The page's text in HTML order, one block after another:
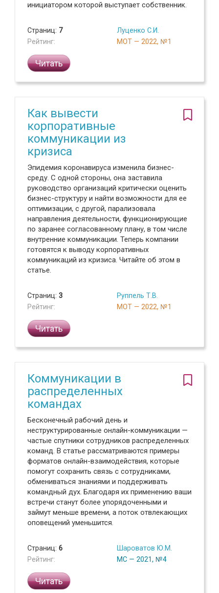
инициатором которой выступает собственник.
Страниц: 7
Рейтинг:
Луценко С.И.
МОТ — 2022, №1
Читать
Как вывести
корпоративные
коммуникации из
кризиса
Эпидемия коронавируса изменила бизнес-
среду. С одной стороны, она заставила
руководство организаций критически оценить
бизнес-структуру и найти возможности для ее
оптимизации, с другой, парализовала
направления деятельности, функционирующие
по заранее согласованному плану, в том числе
внутренние коммуникации. Теперь компании
готовятся к выводу корпоративных
коммуникаций из кризиса. Читайте об этом в
статье.
Страниц: 3
Рейтинг:
Руппель Т.В.
МОТ — 2022, №1
Читать
Коммуникации в
распределенных
командах
Бесконечный рабочий день и
неструктурированные онлайн-коммуникации —
частые спутники сотрудников распределенных
команд. В статье рассматриваются примеры
форматов онлайн-взаимодействия, которые
помогут сохранить связь с сотрудниками,
обмениваться знаниями и поддерживать
командный дух. Благодаря их применению ваши
встречи станут более упорядоченными и
займут меньше времени, а поток отвлекающих
оповещений уменьшится.
Страниц: 6
Рейтинг:
Шароватов Ю.М.
МС — 2021, №4
Читать